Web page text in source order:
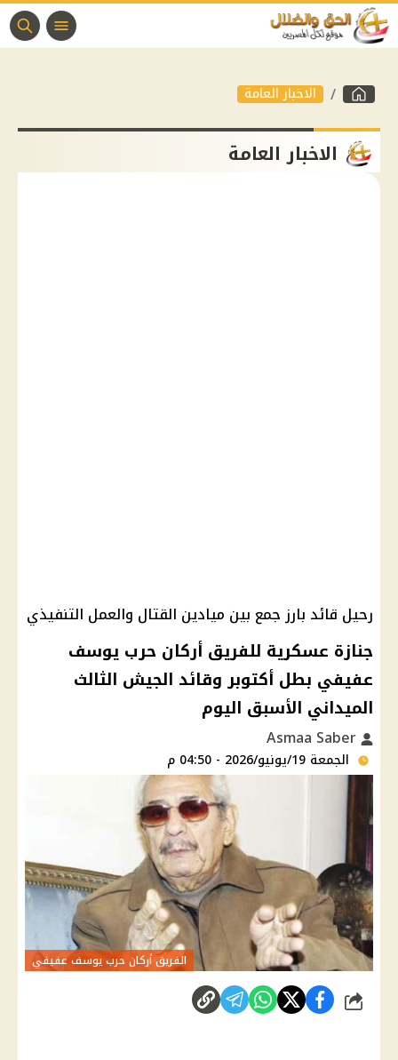
الاخبار العامة
الاخبار العامة
رحيل قائد بارز جمع بين ميادين القتال والعمل التنفيذي
جنازة عسكرية للفريق أركان حرب يوسف
عفيفي بطل أكتوبر وقائد الجيش الثالث
الميداني الأسبق اليوم
الجمعة 19/يونيو/2026 - 04:50 م
الفريق أركان حرب يوسف عفيفي
شارك